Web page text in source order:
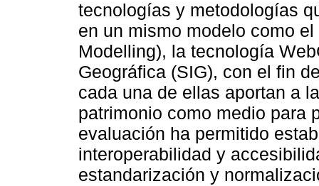
tecnologías y metodologías
en un mismo modelo como
Modelling), la tecnología
Geográfica (SIG), con el fin
cada una de ellas aportan a
patrimonio como medio para
evaluación ha permitido
interoperabilidad y
estandarización y